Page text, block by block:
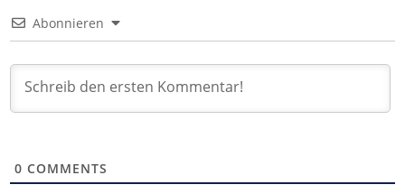
Abonnieren
0 COMMENTS